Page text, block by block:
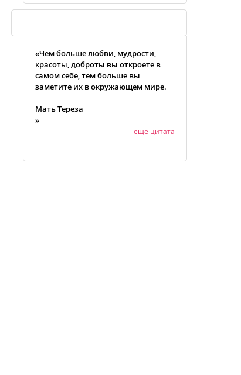
«Чем больше любви, мудрости,
красоты, доброты вы откроете в
самом себе, тем больше вы
заметите их в окружающем мире.
Мать Тереза
»
еще цитата